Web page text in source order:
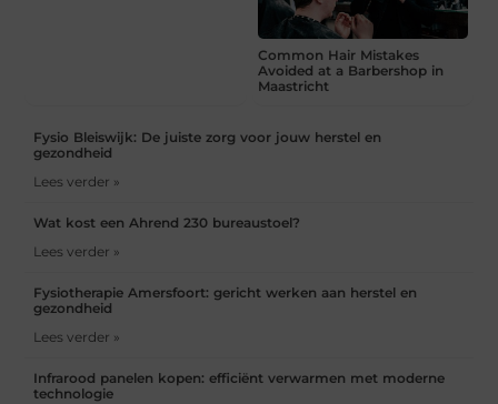
Common Hair Mistakes
Avoided at a Barbershop in
Maastricht
Fysio Bleiswijk: De juiste zorg voor jouw herstel en
gezondheid
Lees verder »
Wat kost een Ahrend 230 bureaustoel?
Lees verder »
Fysiotherapie Amersfoort: gericht werken aan herstel en
gezondheid
Lees verder »
Infrarood panelen kopen: efficiënt verwarmen met moderne
technologie